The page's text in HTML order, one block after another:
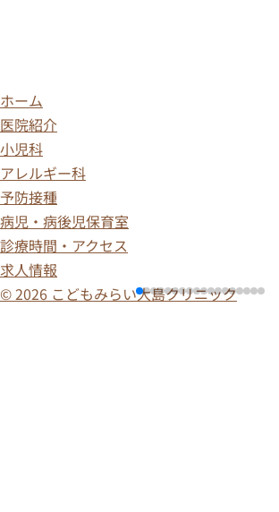
ホーム
医院紹介
小児科
アレルギー科
予防接種
病児・病後児保育室
診療時間・アクセス
求人情報
© 2026 こどもみらい大島クリニック